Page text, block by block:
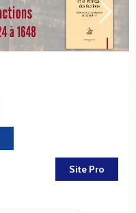
Site Pro